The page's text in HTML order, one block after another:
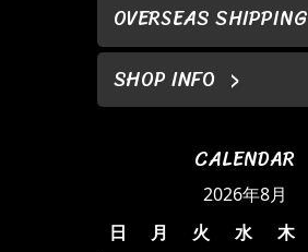
OVERSEAS SHIPPING
SHOP INFO
CALENDAR
2026年8月
日
月 火 水 木